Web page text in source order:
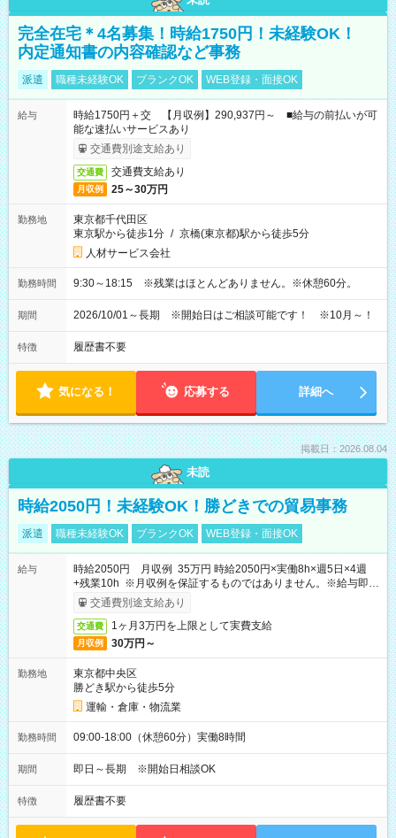
完全在宅＊4名募集！時給1750円！未経験OK！
内定通知書の内容確認など事務
派遣 職種未経験OK ブランクOK WEB登録・面接OK
給与
時給1750円＋交 【月収例】290,937円～ ■給与の前払いが可
能な速払いサービスあり
交通費別途支給あり
交通費 交通費支給あり
月収例 25～30万円
勤務地
東京都千代田区
東京駅から徒歩1分 / 京橋(東京都)駅から徒歩5分
人材サービス会社
勤務時間 9:30～18:15 ※残業はほとんどありません。※休憩60分。
期間 2026/10/01～長期 ※開始日はご相談可能です！ ※10月～！
特徴 履歴書不要
気になる！ 応募する 詳細へ
掲載日：2026.08.04
未読
時給2050円！未経験OK！勝どきでの貿易事務
派遣 職種未経験OK ブランクOK WEB登録・面接OK
給与
時給2050円 月収例 35万円 時給2050円×実働8h×週5日×4週
+残業10h ※月収例を保証するものではありません。※給与即受
取りサービス利用可（利用条件有）
交通費別途支給あり
交通費 1ヶ月3万円を上限として実費支給
月収例 30万円～
勤務地
東京都中央区
勝どき駅から徒歩5分
運輸・倉庫・物流業
勤務時間 09:00-18:00（休憩60分）実働8時間
期間 即日～長期 ※開始日相談OK
特徴 履歴書不要